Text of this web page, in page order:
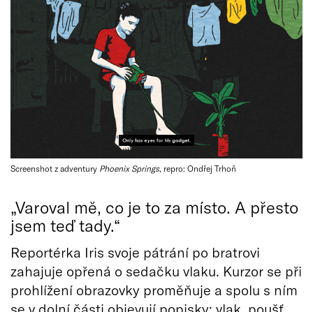
Screenshot z adventury Phoenix Springs, repro: Ondřej Trhoň
„Varoval mě, co je to za místo. A přesto
jsem teď tady.“
Reportérka Iris svoje pátrání po bratrovi
zahajuje opřená o sedačku vlaku. Kurzor se při
prohlížení obrazovky proměňuje a spolu s ním